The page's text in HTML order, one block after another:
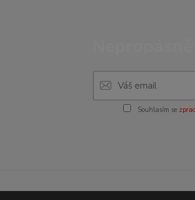
Souhlasím se